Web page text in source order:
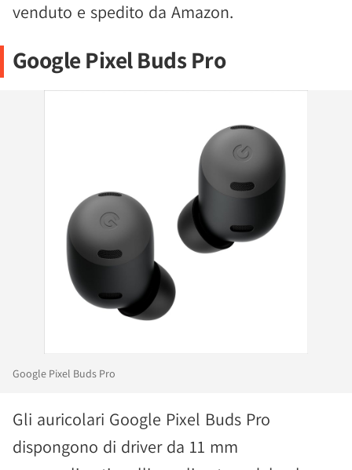
venduto e spedito da Amazon.
Google Pixel Buds Pro
Google Pixel Buds Pro
Gli auricolari Google Pixel Buds Pro
dispongono di driver da 11 mm